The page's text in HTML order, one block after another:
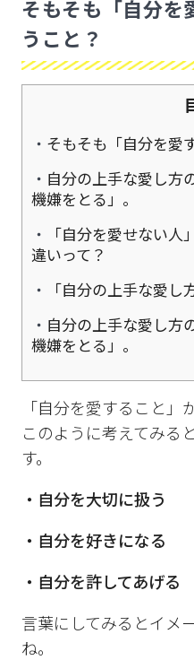
そもそも「自分を
うこと？
そもそも「自分を愛
自分の上手な愛し方
機嫌をとる」。
「自分を愛せない人
違いって？
「自分の上手な愛し
自分の上手な愛し方
機嫌をとる」。
「自分を愛すること」
このように考えてみる
す。
・自分を大切に扱う
・自分を好きになる
・自分を許してあげる
言葉にしてみるとイメ
ね。